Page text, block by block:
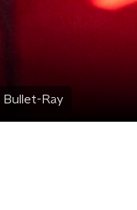
Bullet-Ray